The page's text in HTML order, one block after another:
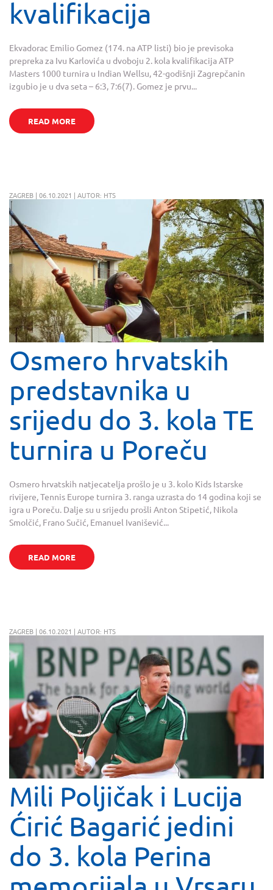
kvalifikacija
Ekvadorac Emilio Gomez (174. na ATP listi) bio je previsoka
prepreka za Ivu Karlovića u dvoboju 2. kola kvalifikacija ATP
Masters 1000 turnira u Indian Wellsu, 42-godišnji Zagrepčanin
izgubio je u dva seta – 6:3, 7:6(7). Gomez je prvu...
READ MORE
ZAGREB | 06.10.2021 | AUTOR: HTS
Osmero hrvatskih
predstavnika u
srijedu do 3. kola TE
turnira u Poreču
Osmero hrvatskih natjecatelja prošlo je u 3. kolo Kids Istarske
rivijere, Tennis Europe turnira 3. ranga uzrasta do 14 godina koji se
igra u Poreču. Dalje su u srijedu prošli Anton Stipetić, Nikola
Smolčić, Frano Sučić, Emanuel Ivanišević...
READ MORE
ZAGREB | 06.10.2021 | AUTOR: HTS
Mili Poljičak i Lucija
Ćirić Bagarić jedini
do 3. kola Perina